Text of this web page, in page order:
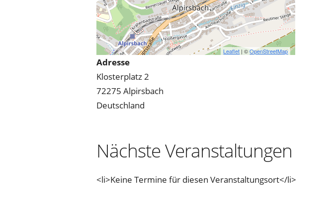
Leaflet | ©OpenStreetMap
Adresse
Klosterplatz 2
72275 Alpirsbach
Deutschland
Nächste Veranstaltungen
<li>Keine Termine für diesen Veranstaltungsort</li>